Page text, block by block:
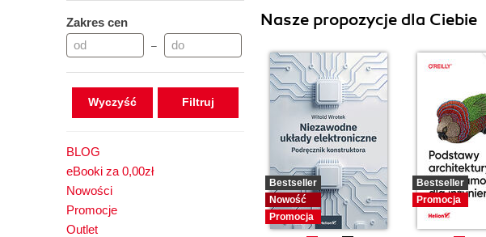
Zakres cen
–
Wyczyść
BLOG
eBooki za 0,00zł
Nowości
Promocje
Outlet
Nasze propozycje dla Ciebie
Bestseller
Nowość
Promocja
Bestseller
Promocja